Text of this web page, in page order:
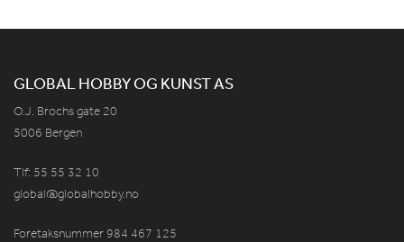
GLOBAL HOBBY OG KUNST AS
O.J. Brochs gate 20
5006 Bergen
Tlf: 55 55 32 10
global@globalhobby.no
Foretaksnummer 984 467 125